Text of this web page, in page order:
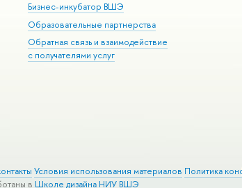
Бизнес-инкубатор ВШЭ
Образовательные партнерства
Обратная связь и взаимодействие
с получателями услуг
Условия использования материалов Политика
в Школе дизайна НИУ ВШЭ